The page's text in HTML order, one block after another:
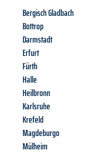
Bergisch Gladbach
Bottrop
Darmstadt
Erfurt
Fürth
Halle
Heilbronn
Karlsruhe
Krefeld
Magdeburgo
Mülheim